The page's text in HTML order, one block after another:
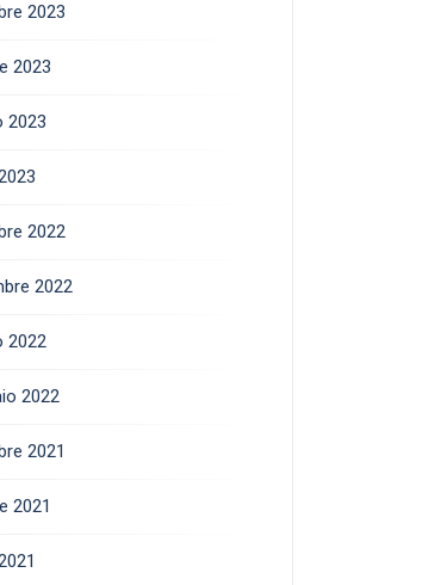
2023
2023
2023
2022
2022
2022
2022
2021
2021